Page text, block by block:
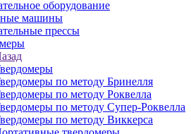
оборудование
машины
прессы
по методу Бринелля
по методу Роквелла
по методу Супер-Роквелла
по методу Виккерса